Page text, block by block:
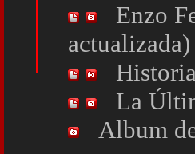
Enzo
actualizada)
La
Album